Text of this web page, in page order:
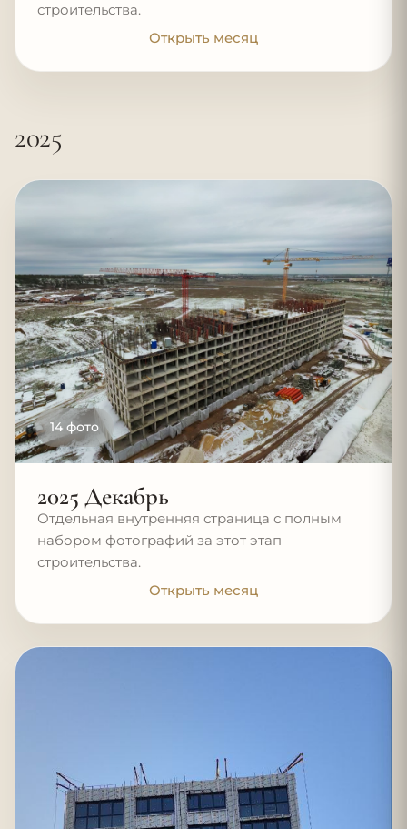
строительства.
Открыть месяц
2025
14 фото
2025 Декабрь
Отдельная внутренняя страница с полным
набором фотографий за этот этап
строительства.
Открыть месяц